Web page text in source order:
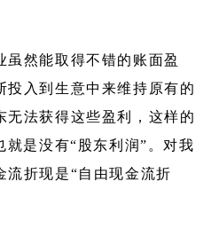
虽然能取得不错的账面盈
投入到生意中来维持原有的
无法获得这些盈利，这样的
就是没有“股东利润”。对我
流折现是“自由现金流折